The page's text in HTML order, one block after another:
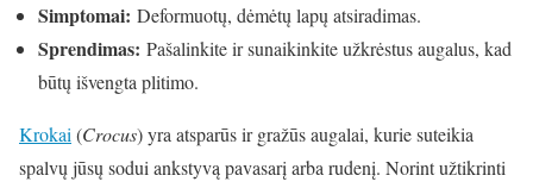
Simptomai: Deformuotų, dėmėtų lapų atsiradimas.
Sprendimas: Pašalinkite ir sunaikinkite užkrėstus augalus, kad
būtų išvengta plitimo.
Krokai (Crocus) yra atsparūs ir gražūs augalai, kurie suteikia
spalvų jūsų sodui ankstyvą pavasarį arba rudenį. Norint užtikrinti